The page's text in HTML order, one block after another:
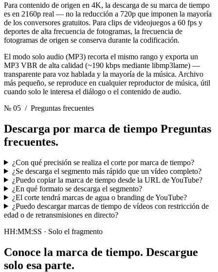
Para contenido de origen en 4K, la descarga de su marca de tiempo
es en 2160p real — no la reducción a 720p que imponen la mayoría
de los conversores gratuitos. Para clips de videojuegos a 60 fps y
deportes de alta frecuencia de fotogramas, la frecuencia de
fotogramas de origen se conserva durante la codificación.
El modo solo audio (MP3) recorta el mismo rango y exporta un
MP3 VBR de alta calidad (~190 kbps mediante libmp3lame) —
transparente para voz hablada y la mayoría de la música. Archivo
más pequeño, se reproduce en cualquier reproductor de música, útil
cuando solo le interesa el diálogo o el contenido de audio.
№ 05 / Preguntas frecuentes
Descarga por marca de tiempo Preguntas
frecuentes.
¿Con qué precisión se realiza el corte por marca de tiempo?
¿Se descarga el segmento más rápido que un vídeo completo?
¿Puedo copiar la marca de tiempo desde la URL de YouTube?
¿En qué formato se descarga el segmento?
¿El corte tendrá marcas de agua o branding de YouTube?
¿Puedo descargar marcas de tiempo de vídeos con restricción de
edad o de retransmisiones en directo?
HH:MM:SS · Solo el fragmento
Conoce la marca de tiempo. Descargue
solo esa parte.